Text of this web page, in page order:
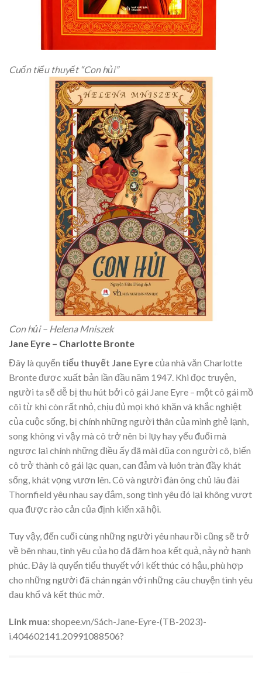
Cuốn tiểu thuyết “Con hủi”
Con hủi – Helena Mniszek
Jane Eyre – Charlotte Bronte
Đây là quyển tiểu thuyết Jane Eyrecủa nhà văn Charlotte
Bronte được xuất bản lần đầu năm 1947. Khi đọc truyện,
người ta sẽ dễ bị thu hút bởi cô gái Jane Eyre – một cô gái mồ
côi từ khi còn rất nhỏ, chịu đủ mọi khó khăn và khắc nghiệt
của cuộc sống, bị chính những người thân của mình ghẻ lạnh,
song không vì vậy mà cô trở nên bi lụy hay yếu đuối mà
ngược lại chính những điều ấy đã mài dũa con người cô, biến
cô trở thành cô gái lạc quan, can đảm và luôn tràn đầy khát
sống, khát vọng vươn lên. Cô và người đàn ông chủ lâu đài
Thornfield yêu nhau say đắm, song tình yêu đó lại không vượt
qua được rào cản của định kiến xã hội.
Tuy vậy, đến cuối cùng những người yêu nhau rồi cũng sẽ trở
về bên nhau, tình yêu của họ đã đâm hoa kết quả, nảy nở hạnh
phúc. Đây là quyển tiểu thuyết với kết thúc có hậu, phù hợp
cho những người đã chán ngán với những câu chuyện tình yêu
đau khổ và kết thúc mở.
Link mua:shopee.vn/Sách-Jane-Eyre-(TB-2023)-
i.404602141.20991088506?